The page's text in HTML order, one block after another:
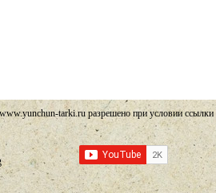
tarki.ru разрешено при условии ссылки